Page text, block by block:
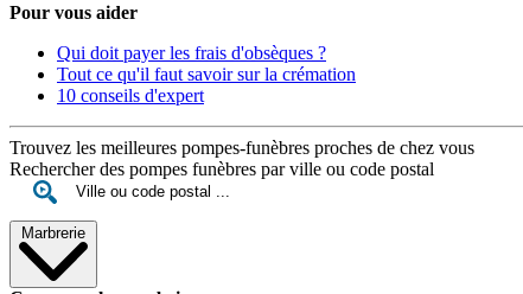
Pour vous aider
Qui doit payer les frais d'obsèques ?
Tout ce qu'il faut savoir sur la crémation
10 conseils d'expert
Trouvez les meilleures pompes-funèbres proches de chez vous
Rechercher des pompes funèbres par ville ou code postal
Marbrerie